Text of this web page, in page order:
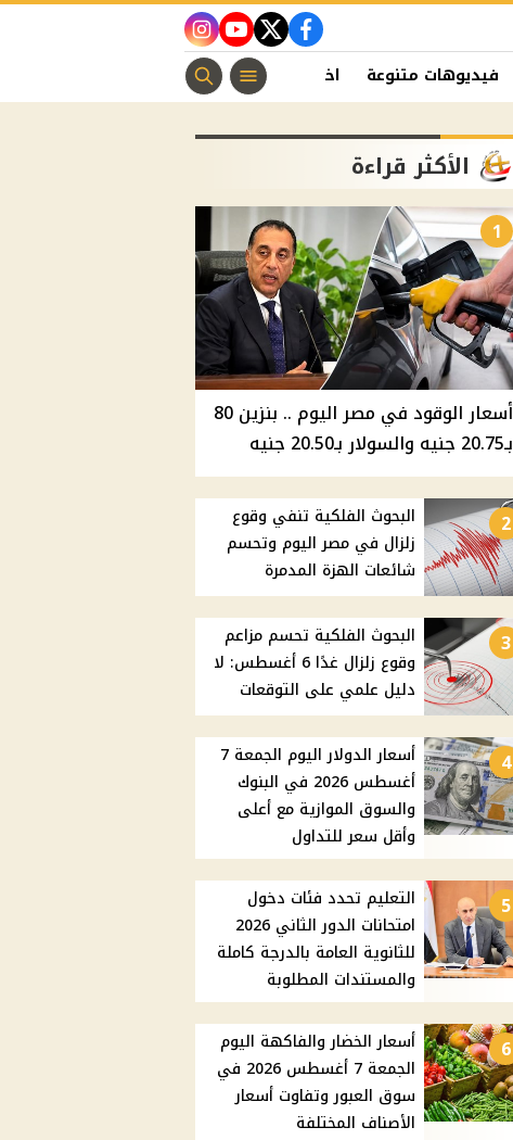
facebook
twitter
youtube
instagram
فيديوهات متنوعة اخبار الفن منوعات مسيحية
الأكثر قراءة
1
أسعار الوقود في مصر اليوم .. بنزين 80
بـ20.75 جنيه والسولار بـ20.50 جنيه
2
البحوث الفلكية تنفي وقوع
زلزال في مصر اليوم وتحسم
شائعات الهزة المدمرة
3
البحوث الفلكية تحسم مزاعم
وقوع زلزال غدًا 6 أغسطس: لا
دليل علمي على التوقعات
4
أسعار الدولار اليوم الجمعة 7
أغسطس 2026 في البنوك
والسوق الموازية مع أعلى
وأقل سعر للتداول
5
التعليم تحدد فئات دخول
امتحانات الدور الثاني 2026
للثانوية العامة بالدرجة كاملة
والمستندات المطلوبة
6
أسعار الخضار والفاكهة اليوم
الجمعة 7 أغسطس 2026 في
سوق العبور وتفاوت أسعار
الأصناف المختلفة